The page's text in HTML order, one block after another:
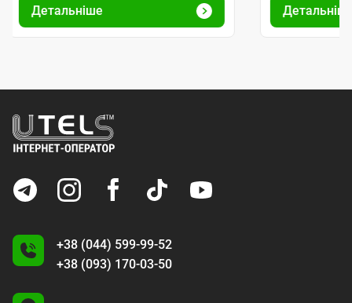
Детальніше
+38 (044) 599-99-52
+38 (093) 170-03-50